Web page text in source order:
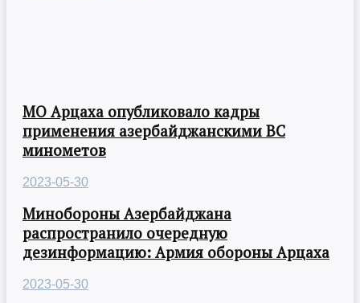
МО Арцаха опубликовало кадры
применения азербайджанскими ВС
минометов
2023-05-30
Минобороны Азербайджана
распространило очередную
дезинформацию: Армия обороны Арцаха
2023-05-30